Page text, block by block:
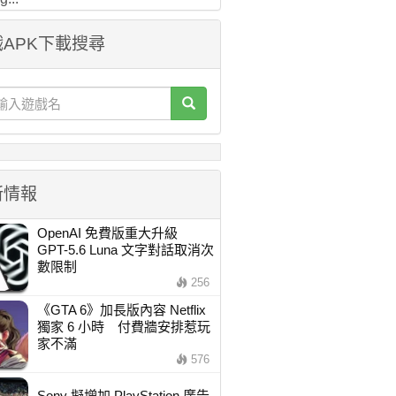
下載搜尋
報
OpenAI 免費版重大升級
GPT-5.6 Luna 文字對話取消次
數限制
256
《GTA 6》加長版內容 Netflix
獨家 6 小時 付費牆安排惹玩
家不滿
576